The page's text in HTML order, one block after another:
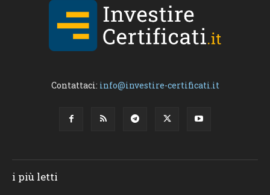
Contattaci: info@investire-certificati.it
i più letti